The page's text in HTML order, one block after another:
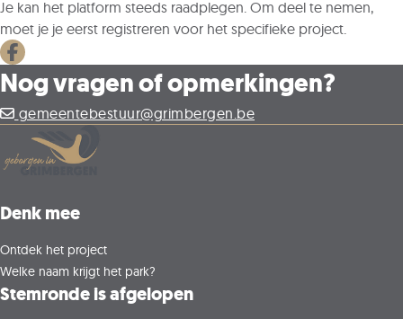
Je kan het platform steeds raadplegen. Om deel te nemen,
moet je je eerst registreren voor het specifieke project.
Deel op facebook
Nog vragen of opmerkingen?
gemeentebestuur@grimbergen.be
Denk mee
Ontdek het project
Welke naam krijgt het park?
Stemronde is afgelopen